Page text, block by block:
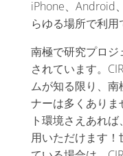
iPhone、Android
らゆる場所で利用
南極で研究プロ
されています。
ムが知る限り、南
ナーは多くありま
ト環境さえあれ
用いただけます